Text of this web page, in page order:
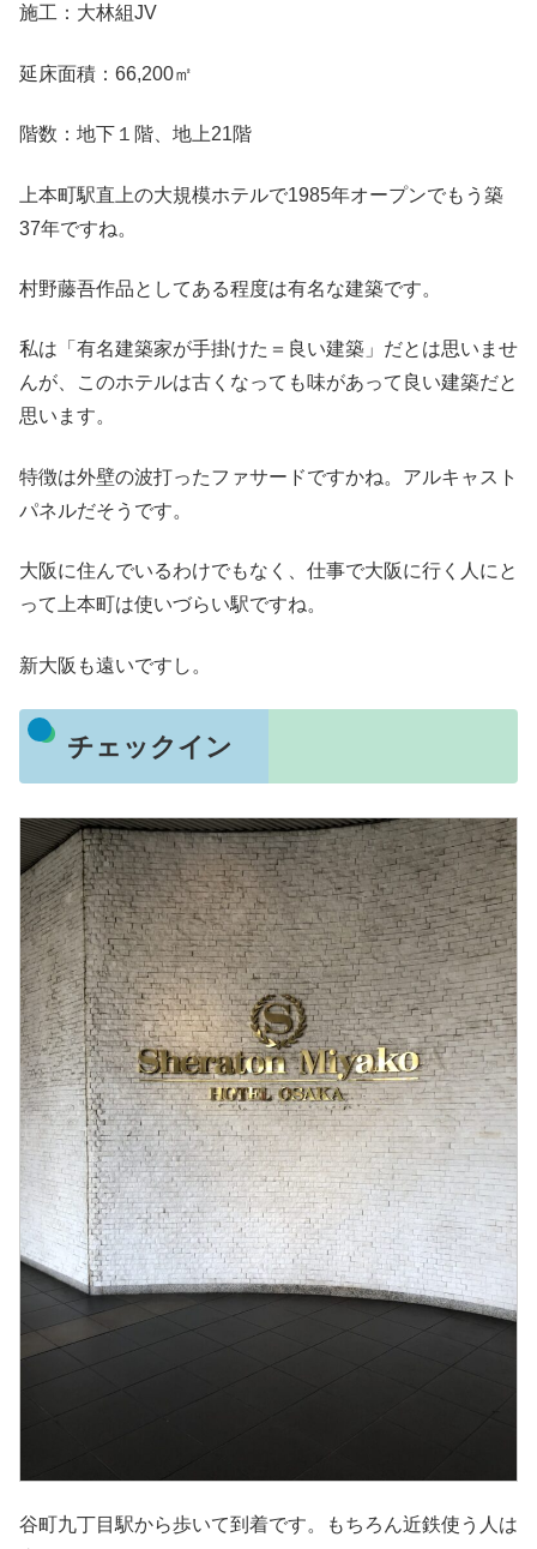
施工：大林組JV
延床面積：66,200㎡
階数：地下１階、地上21階
上本町駅直上の大規模ホテルで1985年オープンでもう築
37年ですね。
村野藤吾作品としてある程度は有名な建築です。
私は「有名建築家が手掛けた＝良い建築」だとは思いませ
んが、このホテルは古くなっても味があって良い建築だと
思います。
特徴は外壁の波打ったファサードですかね。アルキャスト
パネルだそうです。
大阪に住んでいるわけでもなく、仕事で大阪に行く人にと
って上本町は使いづらい駅ですね。
新大阪も遠いですし。
チェックイン
谷町九丁目駅から歩いて到着です。もちろん近鉄使う人は